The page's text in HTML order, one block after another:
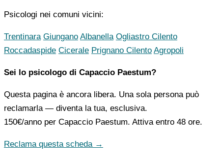
Psicologi nei comuni vicini:
Trentinara Giungano Albanella Ogliastro Cilento
Roccadaspide Cicerale Prignano Cilento Agropoli
Sei lo psicologo di Capaccio Paestum?
Questa pagina è ancora libera. Una sola persona può
reclamarla — diventa la tua, esclusiva.
150€/anno per Capaccio Paestum. Attiva entro 48 ore.
Reclama questa scheda →